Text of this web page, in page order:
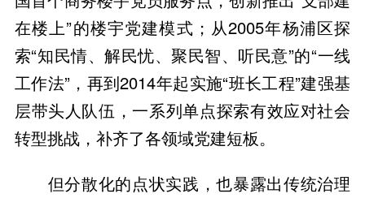
在楼上”的楼宇党建模式；从2005年杨浦区探
索“知民情、解民忧、聚民智、听民意”的“一线
工作法”，再到2014年起实施“班长工程”建强基
层带头人队伍，一系列单点探索有效应对社会
转型挑战，补齐了各领域党建短板。
但分散化的点状实践，也暴露出传统治理